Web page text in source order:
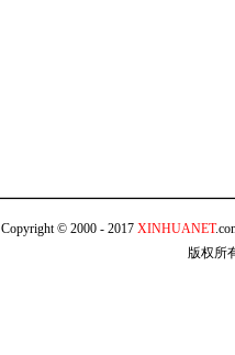
Copyright © 2000 - 2017 XINHUANET
版权所